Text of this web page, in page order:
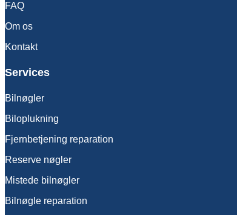
FAQ
Om os
Kontakt
Services
Bilnøgler
Biloplukning
Fjernbetjening reparation
Reserve nøgler
Mistede bilnøgler
Bilnøgle reparation